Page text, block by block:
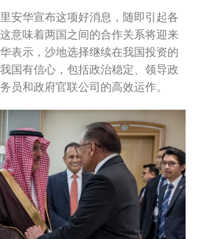
安华宣布这项好消息，随即引起各
意味着两国之间的合作关系将迎来
表示，沙地选择继续在我国投资的
国有信心，包括政治稳定、领导政
员和政府官联公司的高效运作。